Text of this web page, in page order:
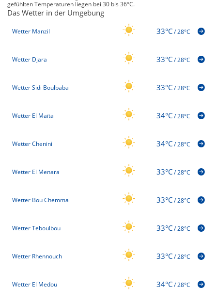
gefühlten Temperaturen liegen bei 30 bis 36°C.
Das Wetter in der Umgebung
Wetter Manzil 33°C/28°C
Wetter Djara 33°C/28°C
Wetter Sidi Boulbaba 33°C/28°C
Wetter El Maïta 34°C/28°C
Wetter Chenini 34°C/28°C
Wetter El Menara 33°C/28°C
Wetter Bou Chemma 33°C/28°C
Wetter Teboulbou 33°C/28°C
Wetter Rhennouch 33°C/28°C
Wetter El Medou 34°C/28°C